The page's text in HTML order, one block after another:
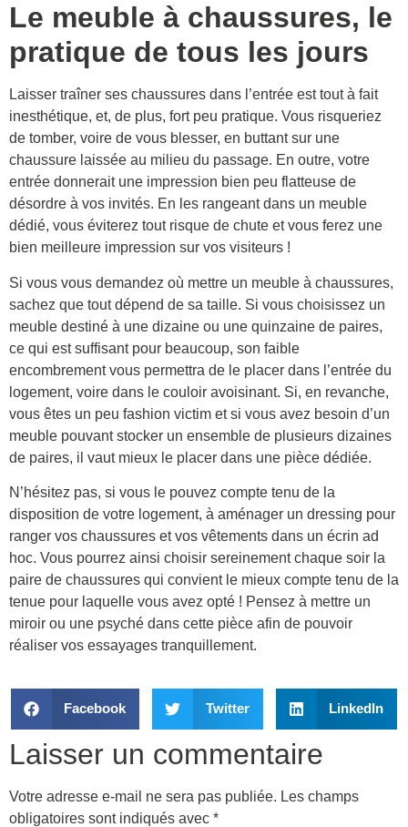
Le meuble à chaussures, le
pratique de tous les jours
Laisser traîner ses chaussures dans l’entrée est tout à fait
inesthétique, et, de plus, fort peu pratique. Vous risqueriez
de tomber, voire de vous blesser, en buttant sur une
chaussure laissée au milieu du passage. En outre, votre
entrée donnerait une impression bien peu flatteuse de
désordre à vos invités. En les rangeant dans un meuble
dédié, vous éviterez tout risque de chute et vous ferez une
bien meilleure impression sur vos visiteurs !
Si vous vous demandez où mettre un meuble à chaussures,
sachez que tout dépend de sa taille. Si vous choisissez un
meuble destiné à une dizaine ou une quinzaine de paires,
ce qui est suffisant pour beaucoup, son faible
encombrement vous permettra de le placer dans l’entrée du
logement, voire dans le couloir avoisinant. Si, en revanche,
vous êtes un peu fashion victim et si vous avez besoin d’un
meuble pouvant stocker un ensemble de plusieurs dizaines
de paires, il vaut mieux le placer dans une pièce dédiée.
N’hésitez pas, si vous le pouvez compte tenu de la
disposition de votre logement, à aménager un dressing pour
ranger vos chaussures et vos vêtements dans un écrin ad
hoc. Vous pourrez ainsi choisir sereinement chaque soir la
paire de chaussures qui convient le mieux compte tenu de la
tenue pour laquelle vous avez opté ! Pensez à mettre un
miroir ou une psyché dans cette pièce afin de pouvoir
réaliser vos essayages tranquillement.
Facebook Twitter LinkedIn
Laisser un commentaire
Votre adresse e-mail ne sera pas publiée. Les champs
obligatoires sont indiqués avec *